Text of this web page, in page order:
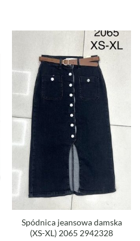
Spódnica jeansowa damska
(XS-XL) 2065 2942328